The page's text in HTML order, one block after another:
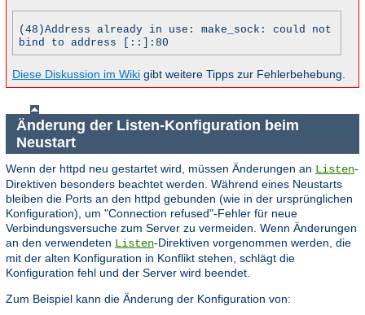
(48)Address already in use: make_sock: could not
bind to address [::]:80
Diese Diskussion im Wiki gibt weitere Tipps zur Fehlerbehebung.
Änderung der Listen-Konfiguration beim
Neustart
Wenn der httpd neu gestartet wird, müssen Änderungen an Listen-
Direktiven besonders beachtet werden. Während eines Neustarts
bleiben die Ports an den httpd gebunden (wie in der ursprünglichen
Konfiguration), um "Connection refused"-Fehler für neue
Verbindungsversuche zum Server zu vermeiden. Wenn Änderungen
an den verwendeten Listen-Direktiven vorgenommen werden, die
mit der alten Konfiguration in Konflikt stehen, schlägt die
Konfiguration fehl und der Server wird beendet.
Zum Beispiel kann die Änderung der Konfiguration von: